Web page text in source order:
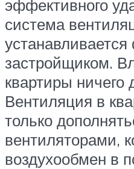
эффективного
система
застройщиком.
квартиры ничего
Вентиляция в
только
вентиляторами,
воздухообмен в